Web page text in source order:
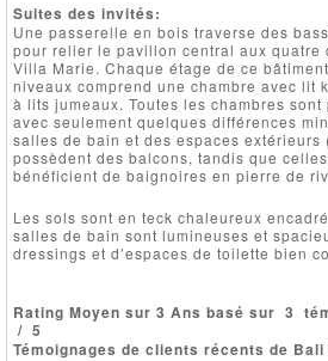
Suites des invités:
Une passerelle en bois traverse des
pour relier le pavillon central aux quatre
Villa Marie. Chaque étage de ce
niveaux comprend une chambre avec lit
à lits jumeaux. Toutes les chambres
avec seulement quelques différences
salles de bain et des espaces extérieurs
possèdent des balcons, tandis que
bénéficient de baignoires en pierre de
Les sols sont en teck chaleureux
salles de bain sont lumineuses et
dressings et d’espaces de toilette bien
Rating Moyen sur 3 Ans basé sur 3
/ 5
Témoignages de clients récents de